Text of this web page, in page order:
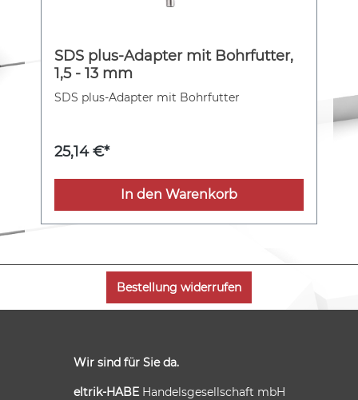
SDS plus-Adapter mit Bohrfutter,
1,5 - 13 mm
SDS plus-Adapter mit Bohrfutter
25,14 €*
In den Warenkorb
Bestellung widerrufen
Wir sind für Sie da.
eltrik-HABEHandelsgesellschaft mbH